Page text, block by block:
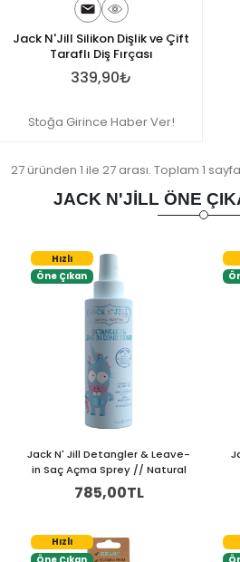
Jack N'Jill Silikon Dişlik ve Çift
Taraflı Diş Fırçası
339,90₺
Stoğa Girince Haber Ver!
27 üründen 1 ile 27 arası. Toplam 1
JACK N'JILL ÖNE
Hızlı
Öne Çıkan
Jack N' Jill Detangler & Leave-
in Saç Açma Sprey // Natural
785,00TL
Hızlı